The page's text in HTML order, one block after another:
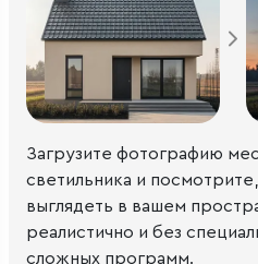
Загрузите фотографию
светильника и
выглядеть в вашем
реалистично и без
сложных программ.